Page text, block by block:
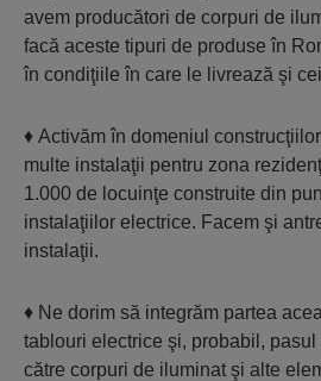
avem producători de corpuri de
facă aceste tipuri de produse în
în condiţiile în care le livrează şi
♦ Activăm în domeniul
multe instalaţii pentru zona
1.000 de locuinţe construite din
instalaţiilor electrice. Facem şi
instalaţii.
♦ Ne dorim să integrăm partea
tablouri electrice şi, probabil,
către corpuri de iluminat şi alte